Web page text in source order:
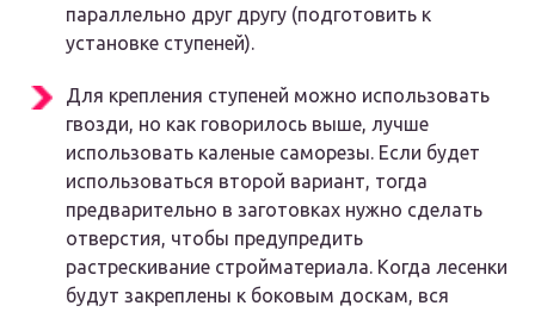
параллельно друг другу (подготовить к
установке ступеней).
Для крепления ступеней можно использовать
гвозди, но как говорилось выше, лучше
использовать каленые саморезы. Если будет
использоваться второй вариант, тогда
предварительно в заготовках нужно сделать
отверстия, чтобы предупредить
растрескивание стройматериала. Когда лесенки
будут закреплены к боковым доскам, вся